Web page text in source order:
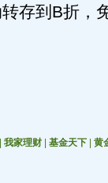
存到B折，
我家理财 基金天下 黄